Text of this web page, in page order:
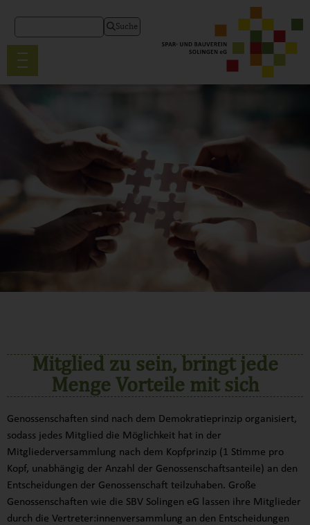
Suche
MITGLIEDSCHAFT
Mitglied zu sein, bringt jede
Menge Vorteile mit sich
Genossenschaften sind nach dem Demokratieprinzip organisiert,
sodass jedes Mitglied die Möglichkeit hat in der
Mitgliederversammlung nach dem Kopfprinzip (1 Stimme pro
Kopf, unabhängig der Anzahl der Genossenschaftsanteile) an den
Entscheidungen der Genossenschaft teilzuhaben. Große
Genossenschaften wie die SBV Solingen eG lassen ihre Mitglieder
durch die Vertreter:innenversammlung an den Entscheidungen